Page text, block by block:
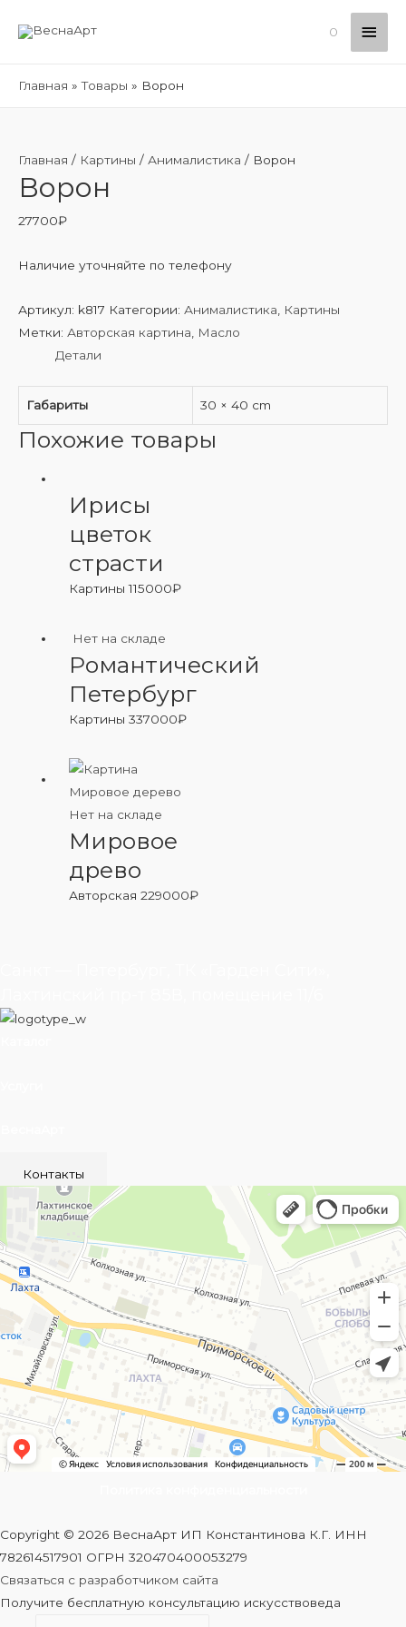
0
Главная Товары Ворон
Главная / Картины / Анималистика / Ворон
Ворон
27700₽
Наличие уточняйте по телефону
Артикул: k817 Категории: Анималистика
Картины
Метки: Авторская картина
Масло
Детали
Габариты 30 × 40 cm
Похожие товары
Ирисы
цветок
страсти
Картины115000₽
Нет на складе
Романтический
Петербург
Картины337000₽
Нет на складе
Мировое
древо
Авторская229000₽
Контакты
Copyright © 2026 ВеснаАрт ИП Константинова К.Г. ИНН
782614517901 ОГРН 320470400053279
Связаться с разработчиком сайта
Получите бесплатную консультацию искусствоведа